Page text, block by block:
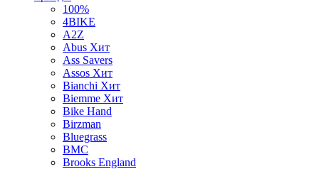
100%
4BIKE
A2Z
Abus Хит
Ass Savers
Assos Хит
Bianchi Хит
Biemme Хит
Bike Hand
Birzman
Bluegrass
BMC
Brooks England